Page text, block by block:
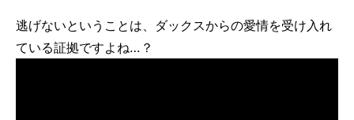
逃げないということは、ダックスからの愛情を受け入れ
ている証拠ですよね…？